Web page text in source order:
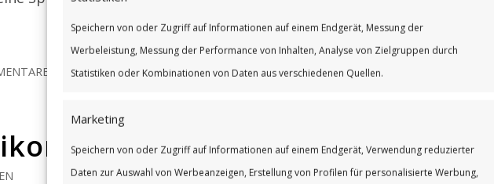
Speichern von oder Zugriff auf Informationen auf einem Endgerät, Messung der
Werbeleistung, Messung der Performance von Inhalten, Analyse von Zielgruppen durch
Statistiken oder Kombinationen von Daten aus verschiedenen Quellen.
Marketing
Speichern von oder Zugriff auf Informationen auf einem Endgerät, Verwendung reduzierter
Daten zur Auswahl von Werbeanzeigen, Erstellung von Profilen für personalisierte Werbung,
VONBETTINA
Poltergeister